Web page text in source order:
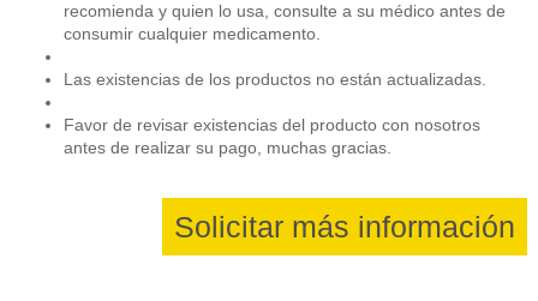
recomienda y quien lo usa, consulte a su médico antes de
consumir cualquier medicamento.
Las existencias de los productos no están actualizadas.
Favor de revisar existencias del producto con nosotros
antes de realizar su pago, muchas gracias.
Solicitar más información